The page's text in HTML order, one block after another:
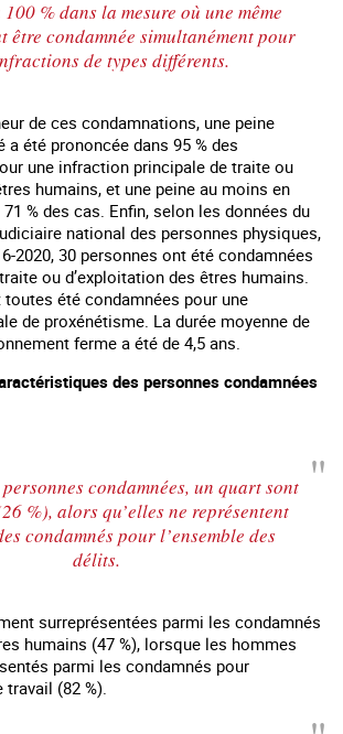
% dans la mesure où une même
être condamnée simultanément pour
de types différents.
de ces condamnations, une peine
a été prononcée dans 95 % des
une infraction principale de traite ou
humains, et une peine au moins en
% des cas. Enfin, selon les données du
national des personnes physiques,
2020, 30 personnes ont été condamnées
ou d’exploitation des êtres humains.
été condamnées pour une
de proxénétisme. La durée moyenne de
ferme a été de 4,5 ans.
des personnes condamnées
condamnées, un quart sont
%), alors qu’elles ne représentent
condamnés pour l’ensemble des
délits.
surreprésentées parmi les condamnés
humains (47 %), lorsque les hommes
parmi les condamnés pour
(82 %).